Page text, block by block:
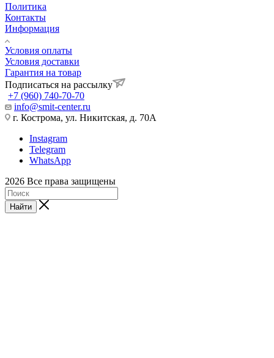
Политика
Контакты
Информация
Условия оплаты
Условия доставки
Гарантия на товар
Подписаться на рассылку
+7 (960) 740-70-70
info@smit-center.ru
г. Кострома, ул. Никитская, д. 70А
Instagram
Telegram
WhatsApp
2026 Все права защищены
Найти